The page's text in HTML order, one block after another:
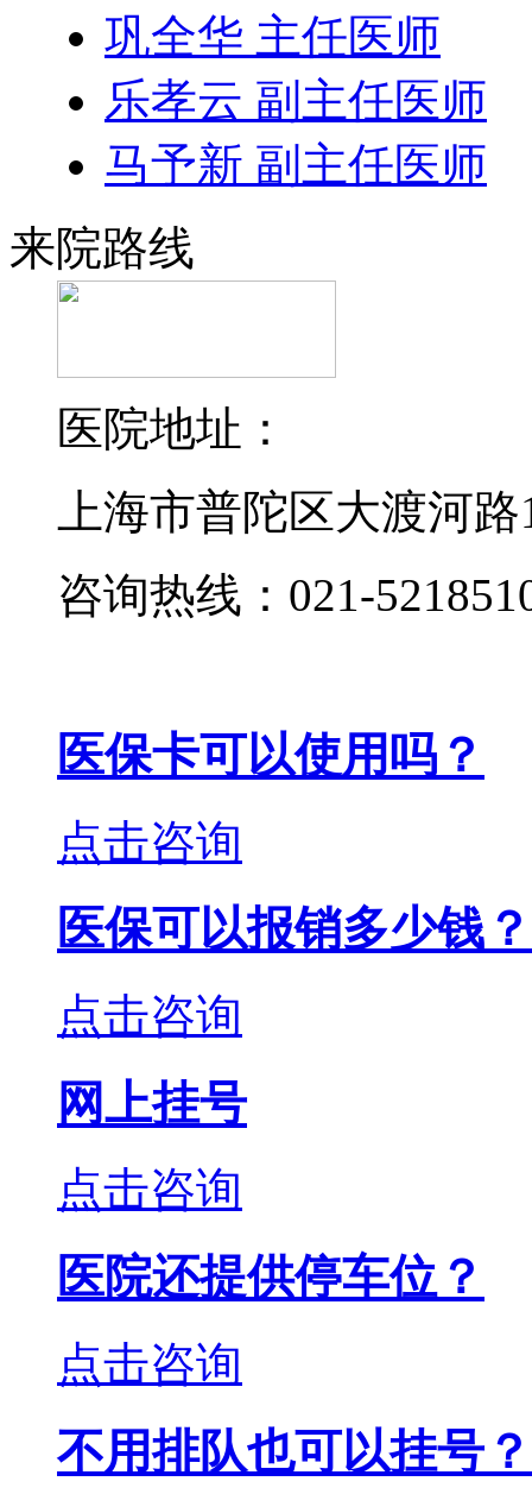
巩全华 主任医师
乐孝云 副主任医师
马予新 副主任医师
来院路线
医院地址：
上海市普陀区大渡河
咨询热线：021-
医保卡可以使用吗？
点击咨询
医保可以报销多少钱？
点击咨询
网上挂号
点击咨询
医院还提供停车位？
点击咨询
不用排队也可以挂号？